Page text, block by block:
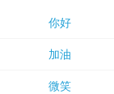
你好
加油
微笑